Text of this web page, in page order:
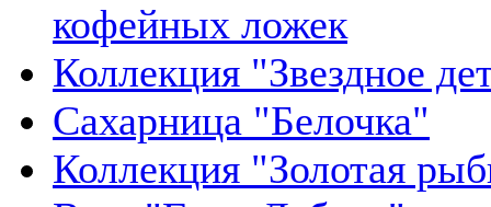
кофейных ложек
Коллекция "Звездное
Сахарница "Белочка"
Коллекция "Золотая